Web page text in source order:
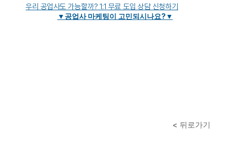
우리 공업사도 가능할까? 1:1 무료 도입 상담 신청하기
▼공업사 마케팅이 고민되시나요?▼
< 뒤로가기